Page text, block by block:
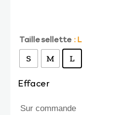
initial
était :
actuel
est :
Taille sellette : L
S M L
Effacer
Sur commande